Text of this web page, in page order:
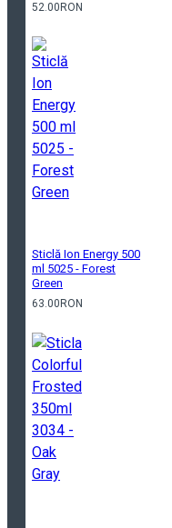
52.00RON
Sticlă Ion Energy 500
ml 5025 - Forest
Green
63.00RON